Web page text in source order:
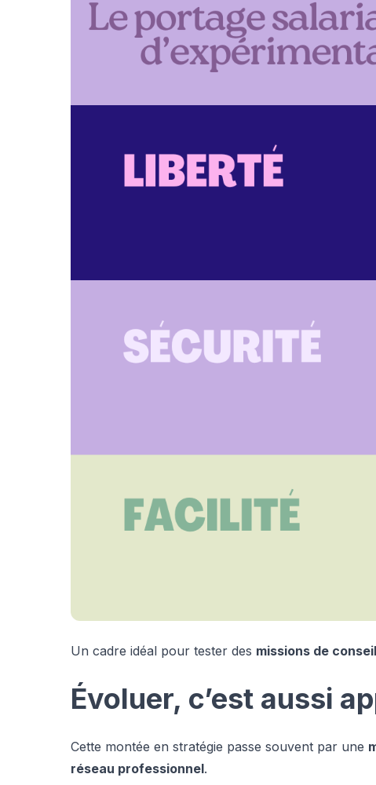
Un cadre idéal pour tester des missions de
Évoluer, c’est aussi
Cette montée en stratégie passe souvent par une
réseau professionnel.